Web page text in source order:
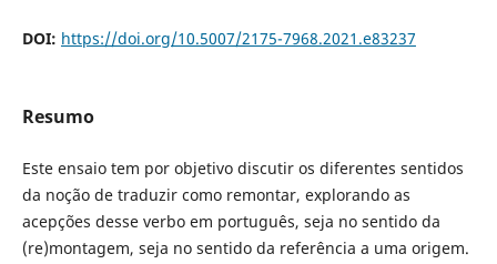
DOI: https://doi.org/10.5007/2175-7968.2021.e83237
Resumo
Este ensaio tem por objetivo discutir os diferentes sentidos
da noção de traduzir como remontar, explorando as
acepções desse verbo em português, seja no sentido da
(re)montagem, seja no sentido da referência a uma origem.